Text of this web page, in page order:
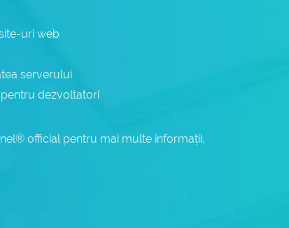
uri web
serverului
dezvoltatori
official pentru mai multe informații.